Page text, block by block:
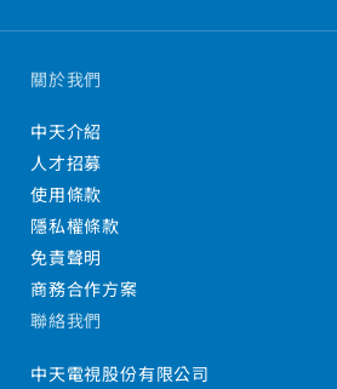
關於我們
中天介紹
人才招募
使用條款
隱私權條款
免責聲明
商務合作方案
聯絡我們
中天電視股份有限公司